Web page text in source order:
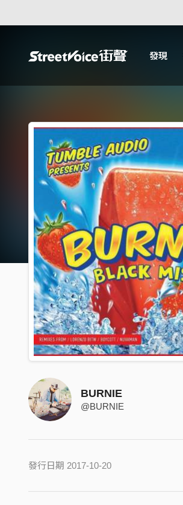
發現
BURNIE
@BURNIE
發行日期 2017-10-20